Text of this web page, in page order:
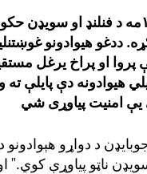
مه د فنلنډ او سویډنح
ددغو هیوادونو
پروا اوپراخیرغل
ليهیوادونه دې پایلې ته
یې امنیت
د دواړو
ناټو پیاوړې کوي."